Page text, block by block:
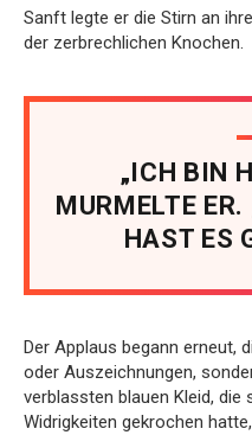
Sanft legte er die Stirn an
der zerbrechlichen Knochen.
„ICH BIN
MURMELTE
HAST ES
Der Applaus begann erneut,
oder Auszeichnungen,
verblassten blauen Kleid,
Widrigkeiten gekrochen